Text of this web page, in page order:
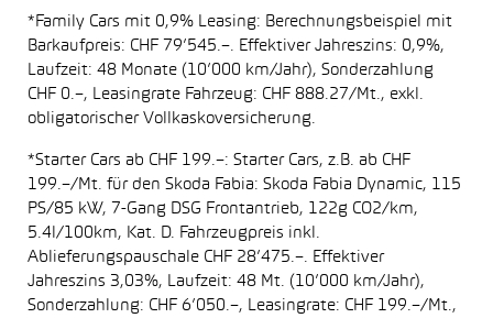
*Family Cars mit 0,9% Leasing: Berechnungsbeispiel mit
Barkaufpreis: CHF 79’545.–. Effektiver Jahreszins: 0,9%,
Laufzeit: 48 Monate (10’000 km/Jahr), Sonderzahlung
CHF 0.–, Leasingrate Fahrzeug: CHF 888.27/Mt., exkl.
obligatorischer Vollkaskoversicherung.
*Starter Cars ab CHF 199.–: Starter Cars, z.B. ab CHF
199.–/Mt. für den Skoda Fabia: Skoda Fabia Dynamic, 115
PS/85 kW, 7-Gang DSG Frontantrieb, 122g CO2/km,
5.4l/100km, Kat. D. Fahrzeugpreis inkl.
Ablieferungspauschale CHF 28’475.–. Effektiver
Jahreszins 3,03%, Laufzeit: 48 Mt. (10’000 km/Jahr),
Sonderzahlung: CHF 6’050.–, Leasingrate: CHF 199.–/Mt.,